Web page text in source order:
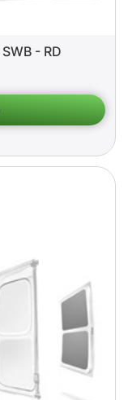
- RD